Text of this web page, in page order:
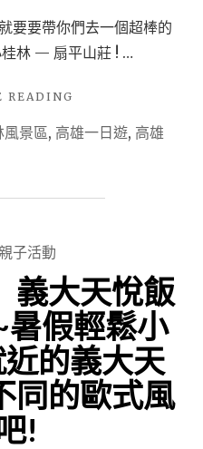
要要帶你們去一個超棒的
桂林 — 扇平山莊 ! …
READING
旅
探
索
扇
平
山
莊：
揭
風景區, 高雄一日遊, 高雄
子活動
義大天悅飯
假輕鬆小
的義大天
同的歐式風
!